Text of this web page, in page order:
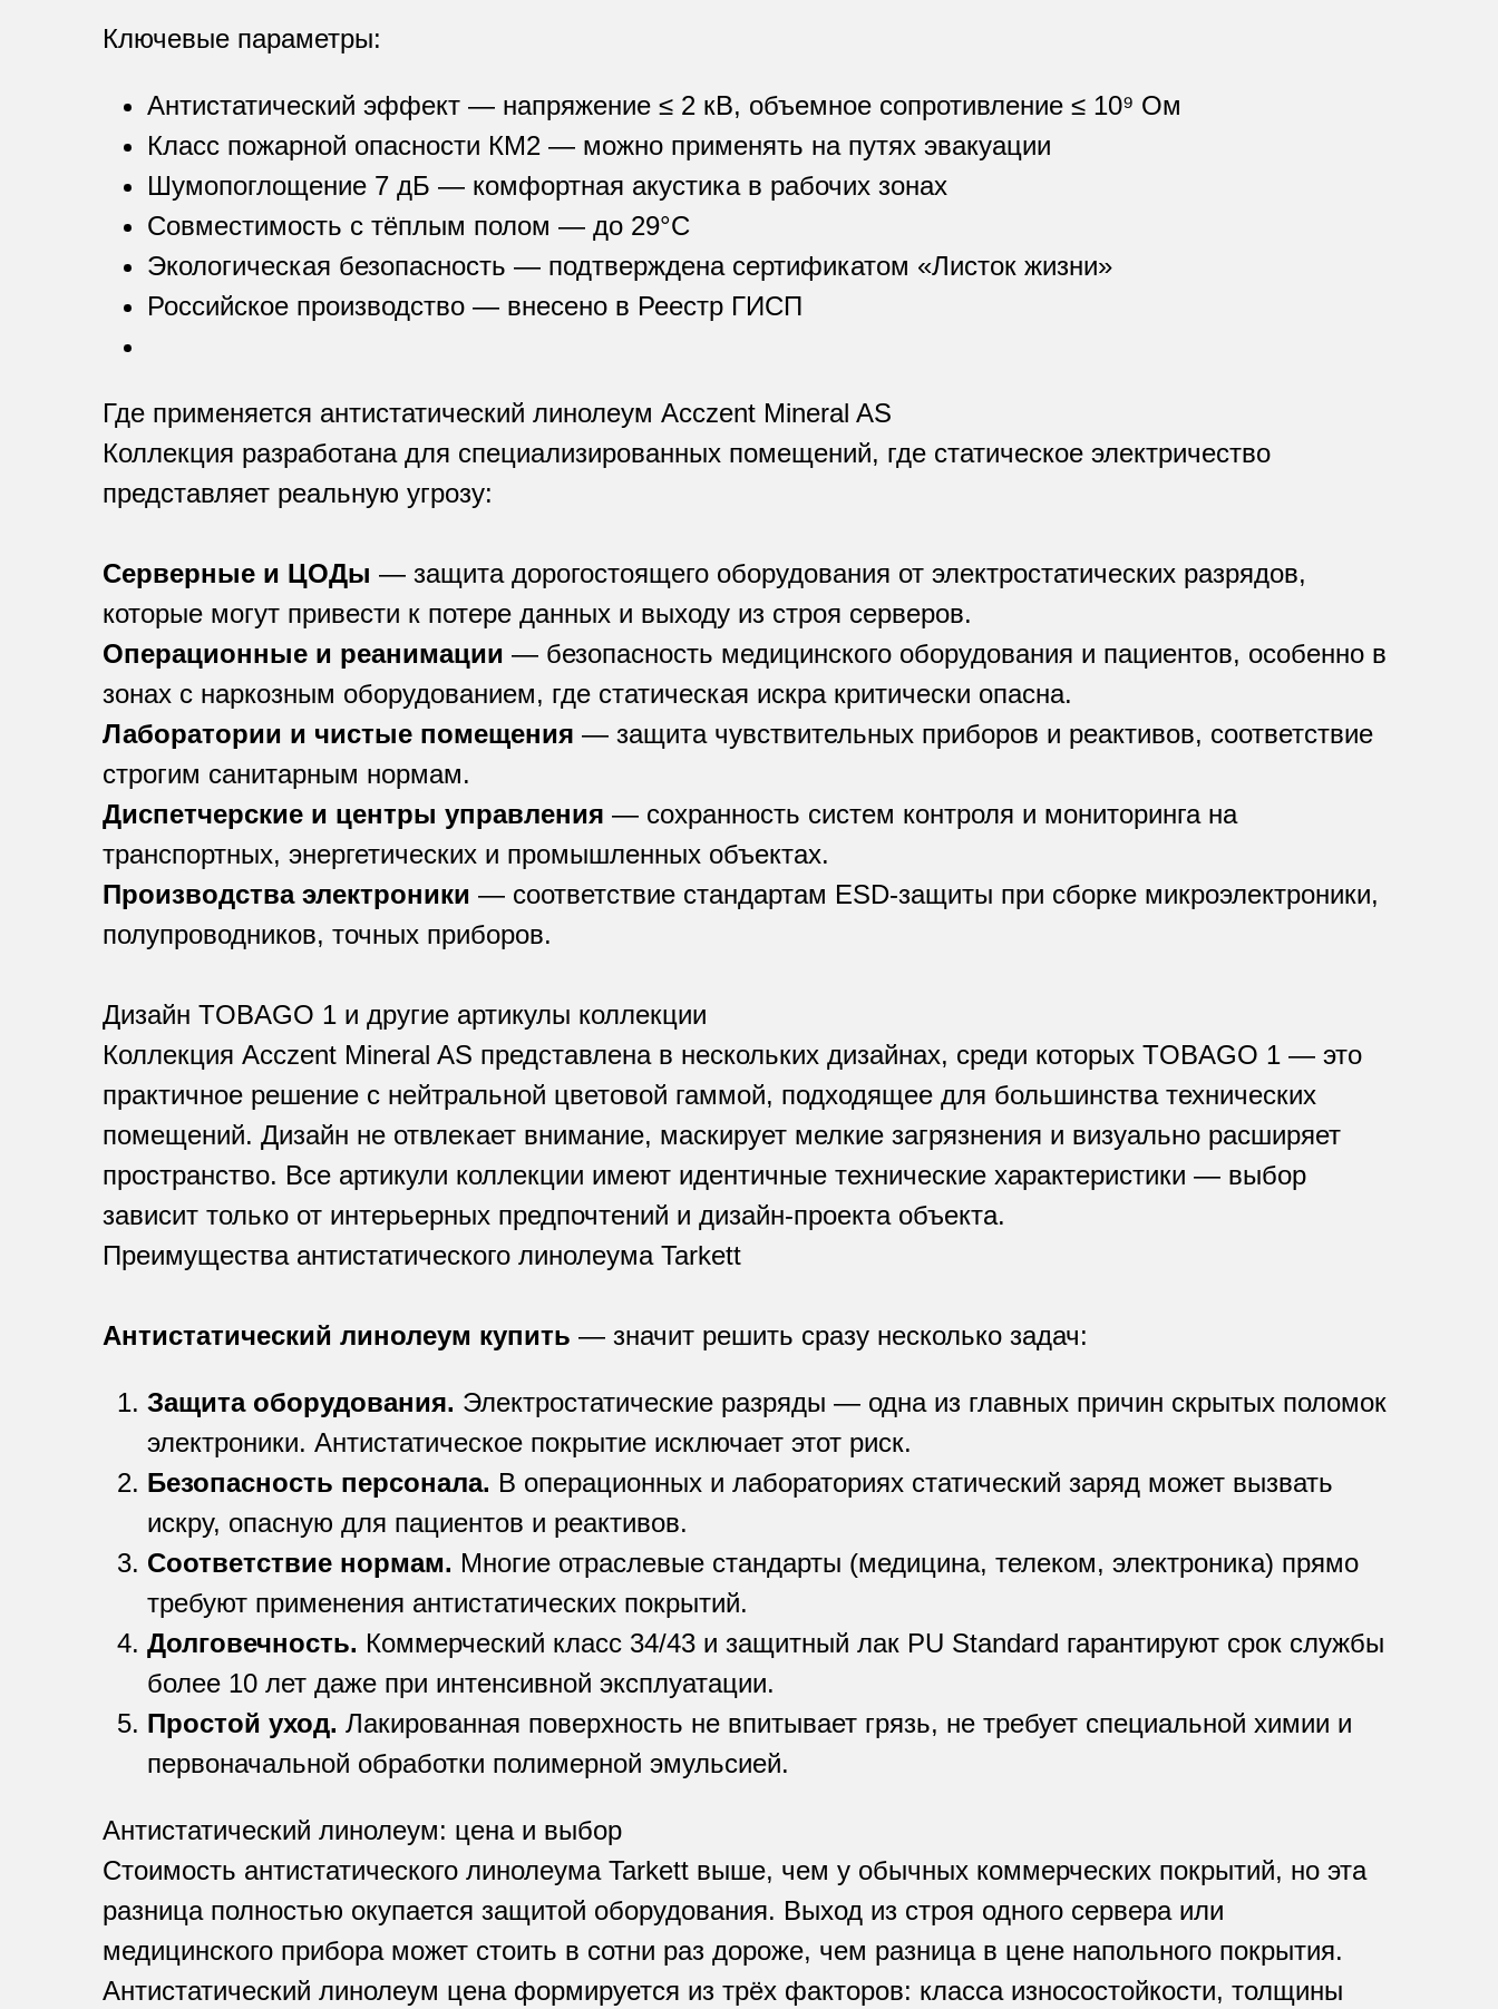
Ключевые параметры:
Антистатический эффект — напряжение ≤ 2 кВ, объемное сопротивление ≤ 10⁹ Ом
Класс пожарной опасности КМ2 — можно применять на путях эвакуации
Шумопоглощение 7 дБ — комфортная акустика в рабочих зонах
Совместимость с тёплым полом — до 29°C
Экологическая безопасность — подтверждена сертификатом «Листок жизни»
Российское производство — внесено в Реестр ГИСП
Где применяется антистатический линолеум Acczent Mineral AS
Коллекция разработана для специализированных помещений, где статическое электричество
представляет реальную угрозу:
Серверные и ЦОДы — защита дорогостоящего оборудования от электростатических разрядов,
которые могут привести к потере данных и выходу из строя серверов.
Операционные и реанимации — безопасность медицинского оборудования и пациентов, особенно в
зонах с наркозным оборудованием, где статическая искра критически опасна.
Лаборатории и чистые помещения — защита чувствительных приборов и реактивов, соответствие
строгим санитарным нормам.
Диспетчерские и центры управления — сохранность систем контроля и мониторинга на
транспортных, энергетических и промышленных объектах.
Производства электроники — соответствие стандартам ESD-защиты при сборке микроэлектроники,
полупроводников, точных приборов.
Дизайн TOBAGO 1 и другие артикулы коллекции
Коллекция Acczent Mineral AS представлена в нескольких дизайнах, среди которых TOBAGO 1 — это
практичное решение с нейтральной цветовой гаммой, подходящее для большинства технических
помещений. Дизайн не отвлекает внимание, маскирует мелкие загрязнения и визуально расширяет
пространство. Все артикули коллекции имеют идентичные технические характеристики — выбор
зависит только от интерьерных предпочтений и дизайн-проекта объекта.
Преимущества антистатического линолеума Tarkett
Антистатический линолеум купить — значит решить сразу несколько задач:
Защита оборудования. Электростатические разряды — одна из главных причин скрытых поломок
электроники. Антистатическое покрытие исключает этот риск.
Безопасность персонала. В операционных и лабораториях статический заряд может вызвать
искру, опасную для пациентов и реактивов.
Соответствие нормам. Многие отраслевые стандарты (медицина, телеком, электроника) прямо
требуют применения антистатических покрытий.
Долговечность. Коммерческий класс 34/43 и защитный лак PU Standard гарантируют срок службы
более 10 лет даже при интенсивной эксплуатации.
Простой уход. Лакированная поверхность не впитывает грязь, не требует специальной химии и
первоначальной обработки полимерной эмульсией.
Антистатический линолеум: цена и выбор
Стоимость антистатического линолеума Tarkett выше, чем у обычных коммерческих покрытий, но эта
разница полностью окупается защитой оборудования. Выход из строя одного сервера или
медицинского прибора может стоить в сотни раз дороже, чем разница в цене напольного покрытия.
Антистатический линолеум цена формируется из трёх факторов: класса износостойкости, толщины